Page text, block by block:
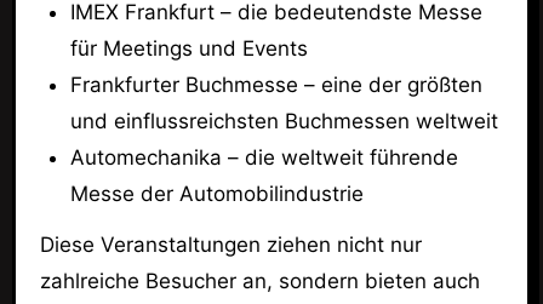
IMEX Frankfurt – die bedeutendste Messe
für Meetings und Events
Frankfurter Buchmesse – eine der größten
und einflussreichsten Buchmessen weltweit
Automechanika – die weltweit führende
Messe der Automobilindustrie
Diese Veranstaltungen ziehen nicht nur
zahlreiche Besucher an, sondern bieten auch